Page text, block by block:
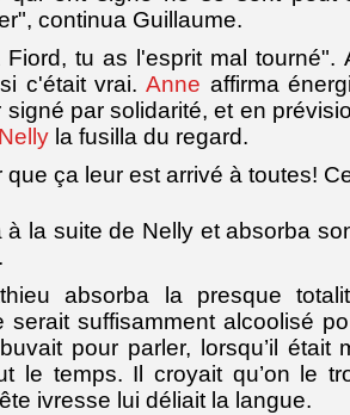
continua Guillaume.
Fiord, tu as l'esprit mal tourné".
c'était vrai. Anne affirma
signé par solidarité, et en
Nelly la fusilla du regard.
que ça leur est arrivé à toutes!
à la suite de Nelly et absorba
absorba la presque
serait suffisamment alcoolisé
pour parler, lorsqu’il était
le temps. Il croyait qu’on le
ivresse lui déliait la langue.